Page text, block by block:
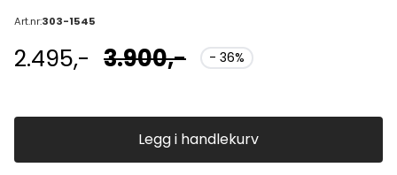
Art.nr:303-1545
2.495,- 3.900,- - 36%
Legg i handlekurv